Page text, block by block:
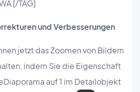
[/TAG]
und Verbesserungen
jetzt das Zoomen von Bildern
indem Sie die Eigenschaft
auf 1 im Detailobjekt